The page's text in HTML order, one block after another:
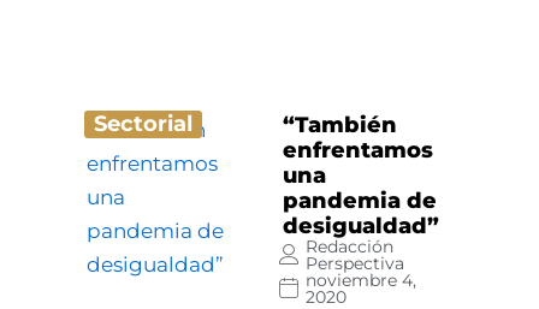
Sectorial
“También
enfrentamos
una
pandemia de
desigualdad”
Redacción
Perspectiva
noviembre 4,
2020